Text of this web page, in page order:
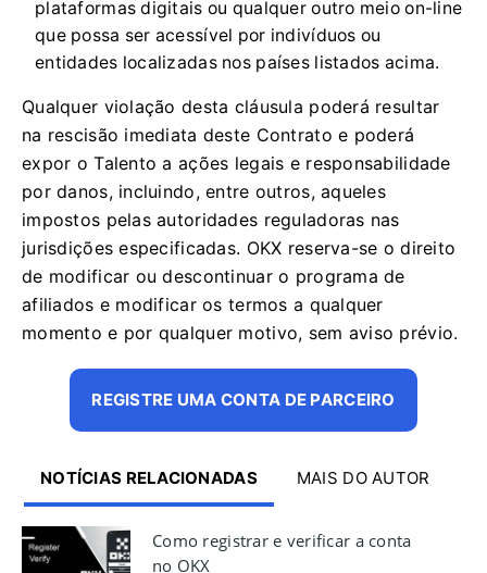
plataformas digitais ou qualquer outro meio on-line
que possa ser acessível por indivíduos ou
entidades localizadas nos países listados acima.
Qualquer violação desta cláusula poderá resultar
na rescisão imediata deste Contrato e poderá
expor o Talento a ações legais e responsabilidade
por danos, incluindo, entre outros, aqueles
impostos pelas autoridades reguladoras nas
jurisdições especificadas. OKX reserva-se o direito
de modificar ou descontinuar o programa de
afiliados e modificar os termos a qualquer
momento e por qualquer motivo, sem aviso prévio.
REGISTRE UMA CONTA DE PARCEIRO
NOTÍCIAS RELACIONADAS MAIS DO AUTOR
Como registrar e verificar a conta
no OKX